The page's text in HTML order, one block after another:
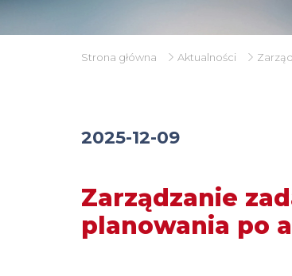
Strona główna Aktualności
2025-12-09
Zarządzanie
planowania po